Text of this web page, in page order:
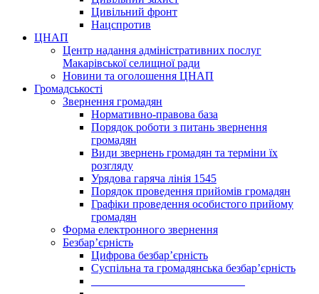
Цивільний фронт
Нацспротив
ЦНАП
Центр надання адміністративних послуг
Макарівської селищної ради
Новини та оголошення ЦНАП
Громадськості
Звернення громадян
Нормативно-правова база
Порядок роботи з питань звернення
громадян
Види звернень громадян та терміни їх
розгляду
Урядова гаряча лінія 1545
Порядок проведення прийомів громадян
Графіки проведення особистого прийому
громадян
Форма електронного звернення
Безбар’єрність
Цифрова безбар’єрність
Суспільна та громадянська безбар’єрність